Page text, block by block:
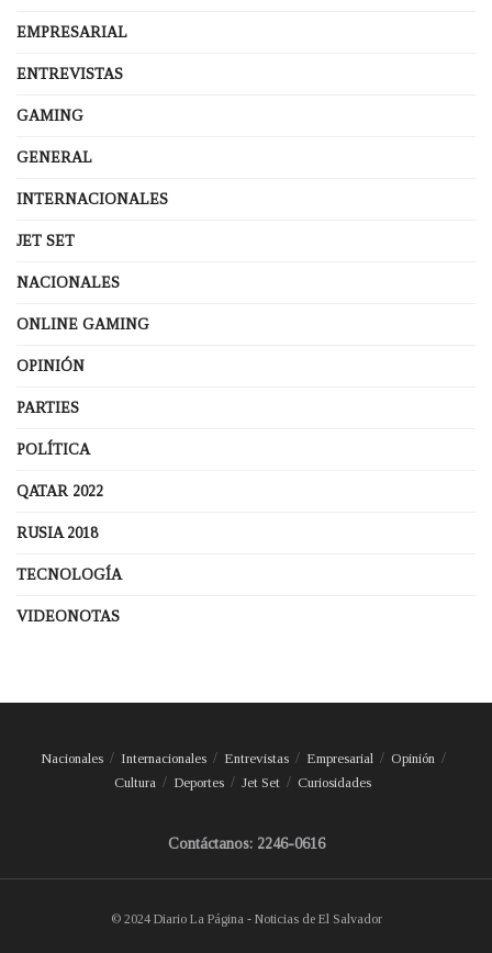
EMPRESARIAL
ENTREVISTAS
GAMING
GENERAL
INTERNACIONALES
JET SET
NACIONALES
ONLINE GAMING
OPINIÓN
PARTIES
POLÍTICA
QATAR 2022
RUSIA 2018
TECNOLOGÍA
VIDEONOTAS
Nacionales Internacionales Entrevistas Empresarial
Opinión
Cultura
Deportes Jet Set Curiosidades
Contáctanos: 2246-0616
© 2024 Diario La Página - Noticias de El Salvador